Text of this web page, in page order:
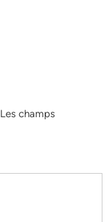
Les champs